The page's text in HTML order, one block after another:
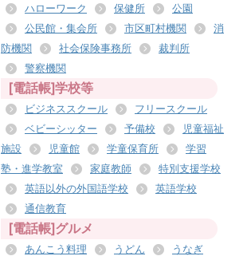
ハローワーク 保健所
公園
公民館・集会所
市区町村機関
消
防機関
社会保険事務所
裁判所
警察機関
[電話帳]学校等
ビジネススクール
フリースクール
ベビーシッター
予備校
児童福祉
施設
児童館 学童保育所
学習
塾・進学教室
家庭教師
特別支援学校
英語以外の外国語学校
英語学校
通信教育
[電話帳]グルメ
あんこう料理 うどん
うなぎ